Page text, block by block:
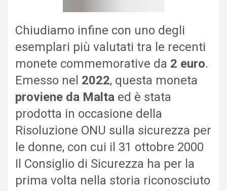
Chiudiamo infine con uno degli
esemplari più valutati tra le recenti
monete commemorative da 2 euro.
Emesso nel 2022, questa moneta
proviene da Malta ed è stata
prodotta in occasione della
Risoluzione ONU sulla sicurezza per
le donne, con cui il 31 ottobre 2000
Il Consiglio di Sicurezza ha per la
prima volta nella storia riconosciuto